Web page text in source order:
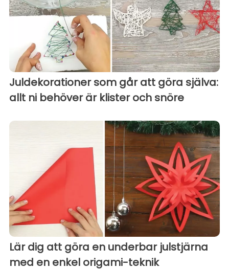
Juldekorationer som går att göra själva:
allt ni behöver är klister och snöre
Lär dig att göra en underbar julstjärna
med en enkel origami-teknik